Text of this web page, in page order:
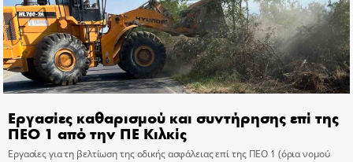
Εργασίες καθαρισμού και συντήρησης επί της
ΠΕΟ 1 από την ΠΕ Κιλκίς
Εργασίες για τη βελτίωση της οδικής ασφάλειας επί της ΠΕΟ 1 (όρια νομού